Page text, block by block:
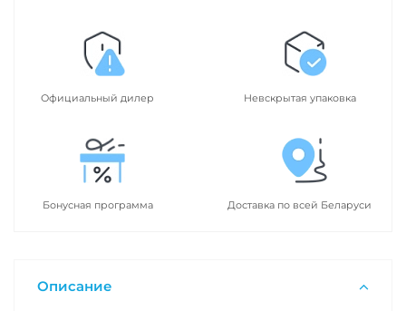
Официальный дилер Невскрытая упаковка
Бонусная программа Доставка по всей Беларуси
Описание